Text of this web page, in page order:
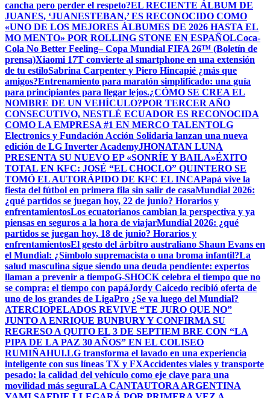
cancha pero perder el respeto?EL RECIENTE ÁLBUM DE
JUANES, ‘JUANESTEBAN,’ ES RECONOCIDO COMO
«UNO DE LOS MEJORES ÁLBUMES DE 2026 HASTA EL
MO MENTO» POR ROLLING STONE EN ESPAÑOLCoca-
Cola No Better Feeling– Copa Mundial FIFA 26™ (Boletín de
prensa)Xiaomi 17T convierte al smartphone en una extensión
de tu estiloSabrina Carpenter y Piero Hincapié ¿más que
amigos?Entrenamiento para maratón simplificado: una guía
para principiantes para llegar lejos.¿CÓMO SE CREA EL
NOMBRE DE UN VEHÍCULO?POR TERCER AÑO
CONSECUTIVO, NESTLÉ ECUADOR ES RECONOCIDA
COMO LA EMPRESA #1 EN MERCO TALENTOLG
Electronics y Fundación Acción Solidaria lanzan una nueva
edición de LG Inverter AcademyJHONATAN LUNA
PRESENTA SU NUEVO EP «SONRÍE Y BAILA»ÉXITO
TOTAL EN KFC: JOSÉ “EL CHOCLO” QUINTERO SE
TOMÓ EL AUTORÁPIDO DE KFC EL INCAPapá vive la
fiesta del fútbol en primera fila sin salir de casaMundial 2026:
¿qué partidos se juegan hoy, 22 de junio? Horarios y
enfrentamientosLos ecuatorianos cambian la perspectiva y ya
piensas en seguros a la hora de viajarMundial 2026: ¿qué
partidos se juegan hoy, 18 de junio? Horarios y
enfrentamientosEl gesto del árbitro australiano Shaun Evans en
el Mundial: ¿Símbolo supremacista o una broma infantil?La
salud masculina sigue siendo una deuda pendiente: expertos
llaman a prevenir a tiempoG-SHOCK celebra el tiempo que no
se compra: el tiempo con papáJordy Caicedo recibió oferta de
uno de los grandes de LigaPro ¿Se va luego del Mundial?
ATERCIOPELADOS REVIVE “TE JURO QUE NO”
JUNTO A ENRIQUE BUNBURY Y CONFIRMA SU
REGRESO A QUITO EL 3 DE SEPTIEM BRE CON “LA
PIPA DE LA PAZ 30 AÑOS” EN EL COLISEO
RUMIÑAHUI.LG transforma el lavado en una experiencia
inteligente con sus líneas TX y FXAccidentes viales y transporte
pesado: la calidad del vehículo como eje clave para una
movilidad más seguraLA CANTAUTORA ARGENTINA